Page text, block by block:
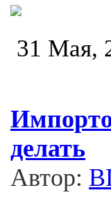
31 Мая,
делать
Автор: